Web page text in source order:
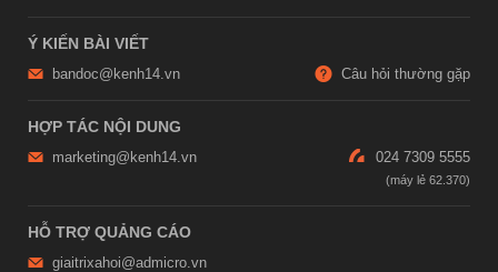
Ý KIẾN BÀI VIẾT
bandoc@kenh14.vn Câu hỏi thường gặp
HỢP TÁC NỘI DUNG
marketing@kenh14.vn 024 7309 5555
HỖ TRỢ QUẢNG CÁO
giaitrixahoi@admicro.vn